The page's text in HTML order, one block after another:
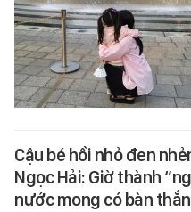
Cậu bé hồi nhỏ đen
Ngọc Hải: Giờ thành
nước mong có bàn